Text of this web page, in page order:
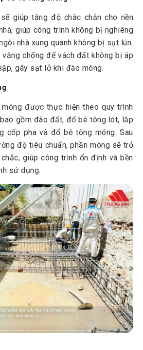
giúp tăng độ chắc chắn cho nền
giúp công trình không bị nghiêng
nhà xung quanh không bị sụt lún.
chống để vách đất không bị áp
gây sạt lở khi đào móng.
được thực hiện theo quy trình
gồm đào đất, đổ bê tông lót, lắp
cốp pha và đổ bê tông móng. Sau
độ tiêu chuẩn, phần móng sẽ trở
giúp công trình ổn định và bền
sử dụng.